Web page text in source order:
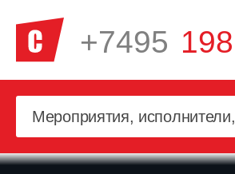
+7495